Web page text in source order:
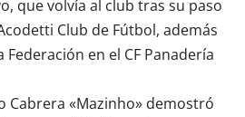
que volvía al club tras su paso
Club de Fútbol, además
Federación en el CF Panadería
Cabrera «Mazinho» demostró